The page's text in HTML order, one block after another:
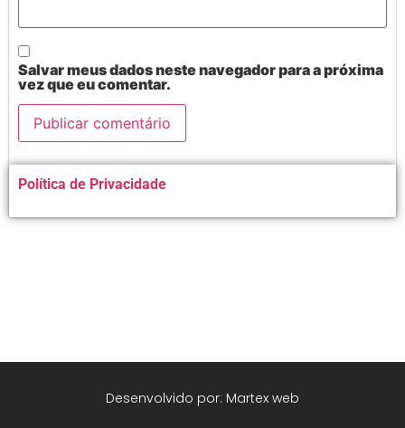
Salvar meus dados neste navegador para a próxima
vez que eu comentar.
Alternative:
Política de Privacidade
Desenvolvido por: Martex web